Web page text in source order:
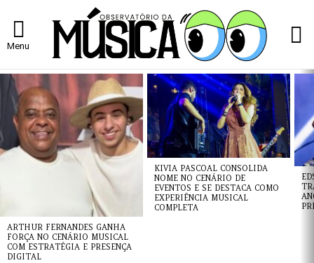
Menu
ÚLTIMAS
NOTÍCIAS
ARTHUR FERNANDES GANHA
FORÇA NO CENÁRIO MUSICAL
COM ESTRATÉGIA E PRESENÇA
DIGITAL
KIVIA PASCOAL CONSOLIDA
NOME NO CENÁRIO DE
EVENTOS E SE DESTACA COMO
EXPERIÊNCIA MUSICAL
COMPLETA